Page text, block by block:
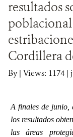
resultados
poblacional
Cordillera
By| Views: 1174 |
A finales de junio,
los resultados
las áreas